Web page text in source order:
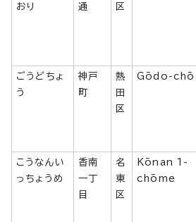
おり
通
区
ごうどちょ
う
神戸
町
熱
田
区
Gōdo-chō
こうなんい
っちょうめ
香南
一丁
目
名
東
区
Kōnan 1-
chōme